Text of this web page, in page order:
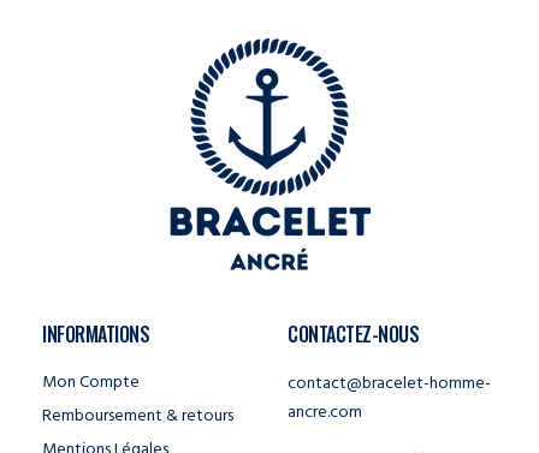
INFORMATIONS
Mon Compte
Remboursement & retours
CONTACTEZ-NOUS
contact@bracelet-homme-
ancre.com